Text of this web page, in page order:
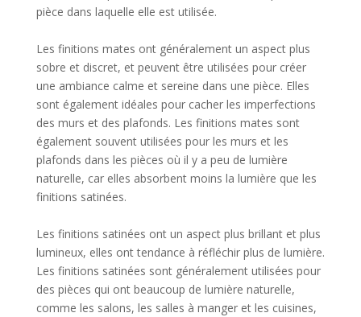
pièce dans laquelle elle est utilisée.
Les finitions mates ont généralement un aspect plus
sobre et discret, et peuvent être utilisées pour créer
une ambiance calme et sereine dans une pièce. Elles
sont également idéales pour cacher les imperfections
des murs et des plafonds. Les finitions mates sont
également souvent utilisées pour les murs et les
plafonds dans les pièces où il y a peu de lumière
naturelle, car elles absorbent moins la lumière que les
finitions satinées.
Les finitions satinées ont un aspect plus brillant et plus
lumineux, elles ont tendance à réfléchir plus de lumière.
Les finitions satinées sont généralement utilisées pour
des pièces qui ont beaucoup de lumière naturelle,
comme les salons, les salles à manger et les cuisines,